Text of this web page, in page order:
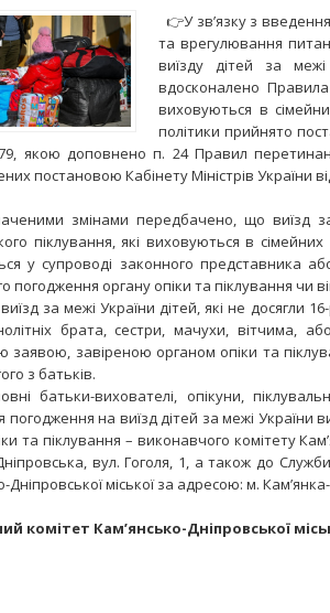
👉У зв’язку з
та врегулювання
виїзду дітей за
вдосконалено
виховуються в
політики прийнято
якою доповнено п. 24 Правил
постановою Кабінету Міністрів України
змінами передбачено, що виїзд за
піклування, які виховуються в
у супроводі законного представника
погодження органу опіки та піклування чи
за межі України дітей, які не досягли
брата, сестри, мачухи, вітчима,
заявою, завіреною органом опіки та
з батьків.
батьки-вихователі, опікуни,
погодження на виїзд дітей за межі України
та піклування – виконавчого комітету
вул. Гоголя, 1, а також до
Дніпровської міської за адресою: м.
комітет Камʼянсько-Дніпровської